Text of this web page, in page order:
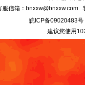
服信箱：bnxxw@bnxxw.com
皖ICP备09020483号
建议您使用